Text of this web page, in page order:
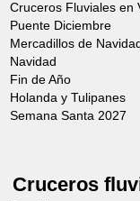
Cruceros Fluviales en
Puente Diciembre
Mercadillos de Navidad
Navidad
Fin de Año
Holanda y Tulipanes
Semana Santa 2027
Cruceros